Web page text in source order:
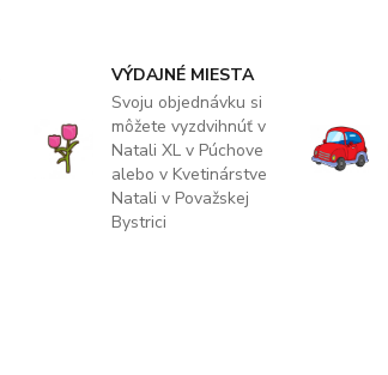
VÝDAJNÉ MIESTA
Svoju objednávku si
môžete vyzdvihnúť v
Natali XL v Púchove
alebo v Kvetinárstve
Natali v Považskej
Bystrici